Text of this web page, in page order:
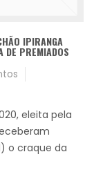
IPIRANGA
PREMIADOS
eleita pela
o craque da